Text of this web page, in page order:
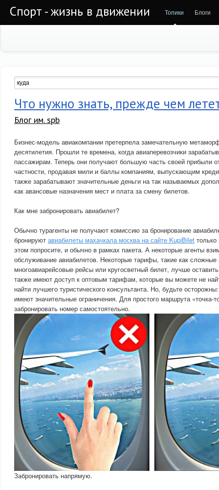
Спорт - жизнь в движении Топики Блоги
Что нужно знать, прежде чем
Блог им. spb
Бизнес-модель авиакомпании претерпела замечательную
десятилетия. Прошли те времена, когда авиаперевозчики
пассажирам. Теперь они получают большую часть своей прибыли
частности, продавая мили и баллы компаниям, выпускающим
также зарабатывают значительные деньги на так называемых
как авансовые назначения мест и плата за смену билетов.
Как мне забронировать авиабилет?
Обычно турагенты не получают комиссию за бронирование
бронируют авиабилеты махачкала москва на сайте KupiBilet
этом попросите, и обычно в рамках пакета. А некоторые агенты
обслуживание авиабилетов. Некоторые тарифы, такие как
многоавиарейсовые рейсы или кругосветный билет, лучше
также имеют доступ к оптовым тарифам, которые вы можете не
найти лучшего туристического консультанта. Но, будьте
имеют значительные ограничения. Для простого маршрута
забронировать номер самостоятельно.
Забронировать напрямую.